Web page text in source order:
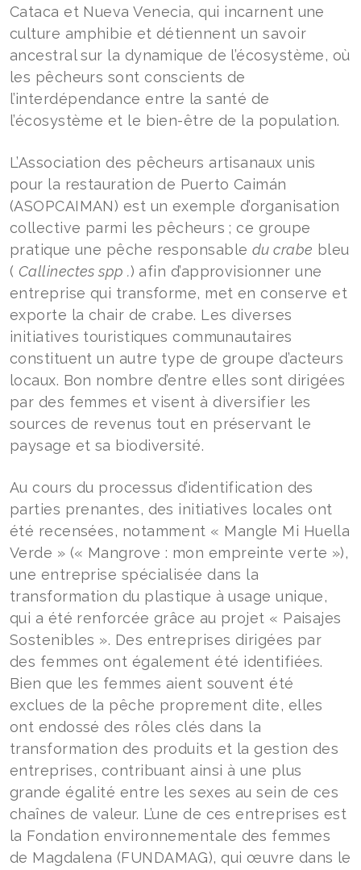
Cataca et Nueva Venecia, qui incarnent une
culture amphibie et détiennent un savoir
ancestral sur la dynamique de l’écosystème, où
les pêcheurs sont conscients de
l’interdépendance entre la santé de
l’écosystème et le bien-être de la population.
L’Association des pêcheurs artisanaux unis
pour la restauration de Puerto Caimán
(ASOPCAIMAN) est un exemple d’organisation
collective parmi les pêcheurs ; ce groupe
pratique une pêche responsable du crabe bleu
( Callinectes spp.) afin d’approvisionner une
entreprise qui transforme, met en conserve et
exporte la chair de crabe. Les diverses
initiatives touristiques communautaires
constituent un autre type de groupe d’acteurs
locaux. Bon nombre d’entre elles sont dirigées
par des femmes et visent à diversifier les
sources de revenus tout en préservant le
paysage et sa biodiversité.
Au cours du processus d’identification des
parties prenantes, des initiatives locales ont
été recensées, notamment « Mangle Mi Huella
Verde » (« Mangrove : mon empreinte verte »),
une entreprise spécialisée dans la
transformation du plastique à usage unique,
qui a été renforcée grâce au projet « Paisajes
Sostenibles ». Des entreprises dirigées par
des femmes ont également été identifiées.
Bien que les femmes aient souvent été
exclues de la pêche proprement dite, elles
ont endossé des rôles clés dans la
transformation des produits et la gestion des
entreprises, contribuant ainsi à une plus
grande égalité entre les sexes au sein de ces
chaînes de valeur. L’une de ces entreprises est
la Fondation environnementale des femmes
de Magdalena (FUNDAMAG), qui œuvre dans le